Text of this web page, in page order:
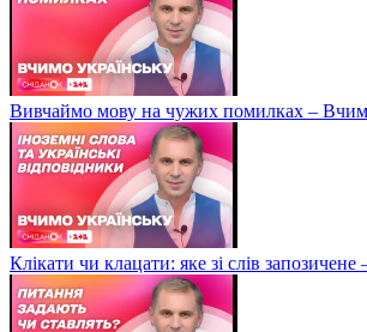
Вивчаймо мову на чужих помилках –
Клікати чи клацати: яке зі слів